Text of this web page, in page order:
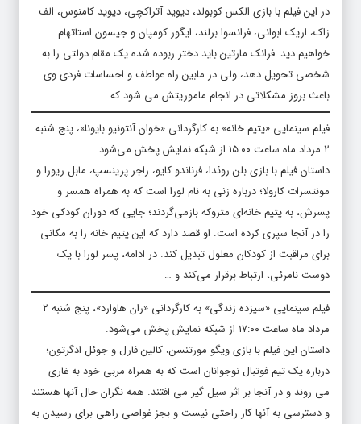
در این فیلم با بازی الکس کوبولد، دیوید آتراکچی، دیوید کامنوس، الف
زاک، اریک ابوانی، فرانسوا برلند، ایگور کومپان و جیسون استاتهام
خواهیم دید: فرانک مارتین باید دختر ربوده شده یک مقام دولتی را به
شخصی تحویل دهد، ولی در مابین راه عواطف و احساسات فردی وی
باعث بروز مشکلاتی در انجام ماموریتش می شود که …
فیلم سینمایی «یتیم خانه» به کارگردانی «خوان آنتونیو بایونا»، پنج شنبه
۲ مرداد ماه ساعت ۱۵:۰۰ از شبکه نمایش پخش می‌شود.
داستان فیلم با بازی بلن روئدا، فرناندو کایو، راجر پرینسپ، مابل ریورا و
مونتسرات کارولا؛ درباره زنی به نام لورا است که به همراه همسر و
پسرش، به یتیم خانه‌ای متروکه بازمی‌گردند؛ جایی که دوران کودکی خود
را در آنجا سپری کرده است. او قصد دارد که این یتیم خانه را به مکانی
برای مراقبت از کودکان معلول تبدیل کند. در ادامه، پسر لورا با یک
دوست نامرئی، ارتباط برقرار می‌کند و …
فیلم سینمایی «سیزده زندگی» به کارگردانی «ران هاوارد»، پنج شنبه ۲
مرداد ماه ساعت ۱۷:۰۰ از شبکه نمایش پخش می‌شود.
داستان این فیلم با بازی ویگو مورتنسن، کالین فارل و جوئل ادگرتون؛
درباره یک تیم فوتبال نوجوانان است که به همراه مربی خود به غاری
می روند و در آنجا بر اثر سیل گیر می افتند. همه نگران حال آنها هستند
و دسترسی به آنها کار راحتی نیست و بجز غواصی راهی برای رسیدن به